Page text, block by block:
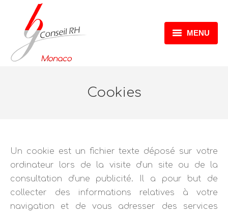
MENU
CONTACT
Cookies
Un cookie est un fichier texte déposé sur votre
ordinateur lors de la visite d’un site ou de la
consultation d’une publicité. Il a pour but de
collecter des informations relatives à votre
navigation et de vous adresser des services